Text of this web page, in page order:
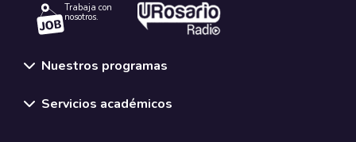
Trabaja con
nosotros.
Nuestros programas
Servicios académicos